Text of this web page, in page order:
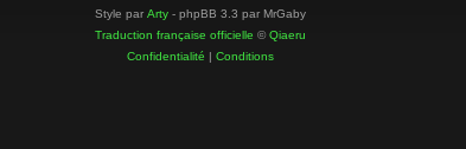
Style par Arty - phpBB 3.3 par MrGaby
Traduction française officielle ©Qiaeru
Confidentialité | Conditions